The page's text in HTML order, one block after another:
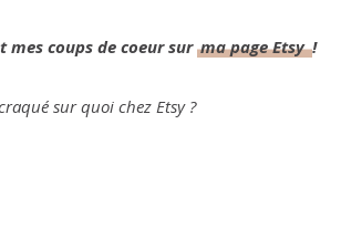
mes coups de coeur surma page Etsy!
sur quoi chez Etsy ?